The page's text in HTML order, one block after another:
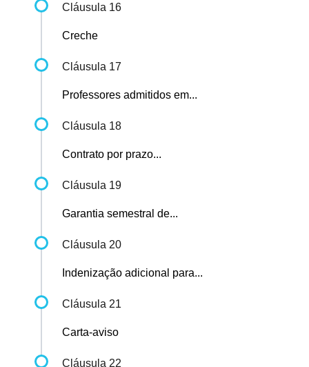
Cláusula 16
Creche
Cláusula 17
Professores admitidos em...
Cláusula 18
Contrato por prazo...
Cláusula 19
Garantia semestral de...
Cláusula 20
Indenização adicional para...
Cláusula 21
Carta-aviso
Cláusula 22